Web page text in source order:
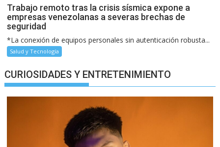
Trabajo remoto tras la crisis sísmica expone a
empresas venezolanas a severas brechas de
seguridad
*La conexión de equipos personales sin autenticación robusta...
Salud y Tecnología
CURIOSIDADES Y ENTRETENIMIENTO